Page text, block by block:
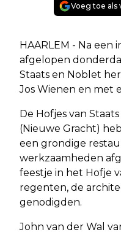
Voeg toe als
HAARLEM - Na een
afgelopen
Staats en Noblet
Jos Wienen en met
De Hofjes van
(Nieuwe Gracht)
een grondige
werkzaamheden
feestje in het Hofje
regenten, de
genodigden.
John van der Wal